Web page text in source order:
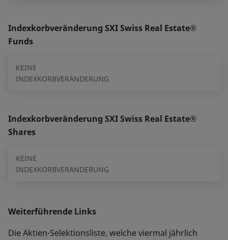
Indexkorbveränderung SXI Swiss Real Estate®
Funds
KEINE
INDEXKORBVERÄNDERUNG
Indexkorbveränderung SXI Swiss Real Estate®
Shares
KEINE
INDEXKORBVERÄNDERUNG
Weiterführende Links
Die Aktien-Selektionsliste, welche viermal jährlich